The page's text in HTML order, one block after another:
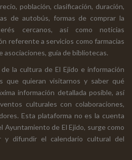
población, clasificación, duración,
de autobús, formas de comprar la
cercanos, así como noticias
referente a servicios como farmacias
asociaciones, guía de bibliotecas.
la cultura de El Ejido e información
que quieran visitarnos y saber qué
información detallada posible, así
culturales con colaboraciones,
Esta plataforma no es la cuenta
Ayuntamiento de El Ejido, surge como
y difundir el calendario cultural del